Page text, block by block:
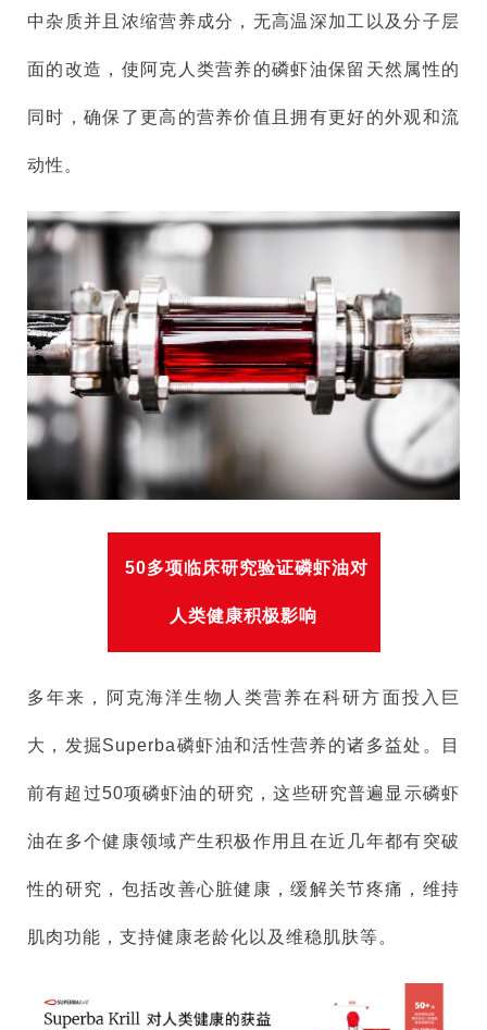
中杂质并且浓缩营养成分，无高温深加工以及分子层
面的改造，使阿克人类营养的磷虾油保留天然属性的
同时，确保了更高的营养价值且拥有更好的外观和流
动性。
50多项临床研究验证磷虾油对
人类健康积极影响
多年来，阿克海洋生物人类营养在科研方面投入巨
大，发掘Superba磷虾油和活性营养的诸多益处。目
前有超过50项磷虾油的研究，这些研究普遍显示磷虾
油在多个健康领域产生积极作用且在近几年都有突破
性的研究，包括改善心脏健康，缓解关节疼痛，维持
肌肉功能，支持健康老龄化以及维稳肌肤等。